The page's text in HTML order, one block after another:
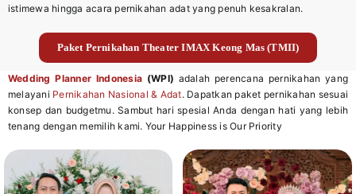
istimewa hingga acara pernikahan adat yang penuh kesakralan.
Paket Pernikahan Theater IMAX Keong Mas (TMII)
Wedding Planner Indonesia (WPI) adalah perencana pernikahan yang
melayani Pernikahan Nasional & Adat. Dapatkan paket pernikahan sesuai
konsep dan budgetmu. Sambut hari spesial Anda dengan hati yang lebih
tenang dengan memilih kami. Your Happiness is Our Priority